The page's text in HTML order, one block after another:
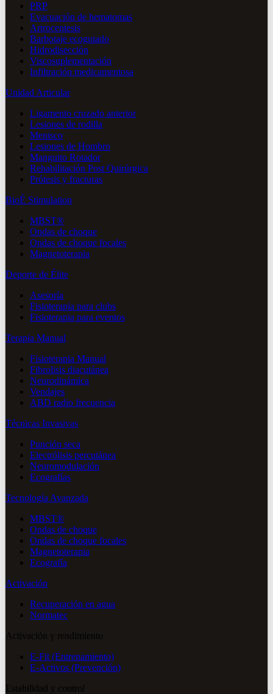
PRP
Evacuación de hematomas
Artrocentesis
Barbotaje ecoguiado
Hidrodisección
Viscosuplementación
Infiltración medicamentosa
Unidad Articular
Ligamento cruzado anterior
Lesiones de rodilla
Menisco
Lesiones de Hombro
Manguito Rotador
Rehabilitación Post Quirúrgica
Prótesis y fracturas
BioÉ Stimulation
MBST®
Ondas de choque
Ondas de choque focales
Magnetoterapia
Deporte de Élite
Asesoría
Fisioterapia para clubs
Fisioterapia para eventos
Terapia Manual
Fisioterapia Manual
Fibrolisis diacutánea
Neurodinámica
Vendajes
ABD radio frecuencia
Técnicas Invasivas
Punción seca
Electrólisis percutánea
Neuromodulación
Ecografías
Tecnología Avanzada
MBST®
Ondas de choque
Ondas de choque focales
Magnetoterapia
Ecografía
Activación
Recuperación en agua
Normatec
Activación y rendimiento
E-Fit (Entrenamiento)
E-Activos (Prevención)
Estabilidad y control